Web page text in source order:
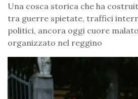
Una cosca storica che ha
tra guerre spietate, traffici
politici, ancora oggi cuore
organizzato nel reggino